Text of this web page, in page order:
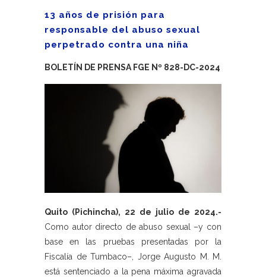
13 años de prisión para
responsable del abuso sexual
perpetrado contra una niña
BOLETÍN DE PRENSA FGE Nº 828-DC-2024
Quito (Pichincha), 22 de julio de 2024.-
Como autor directo de abuso sexual –y con
base en las pruebas presentadas por la
Fiscalía de Tumbaco–, Jorge Augusto M. M.
está sentenciado a la pena máxima agravada